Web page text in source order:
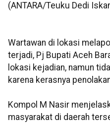
(ANTARA/Teuku Dedi
Wartawan di lokasi
terjadi, Pj Bupati Aceh
lokasi kejadian, namun
karena kerasnya
Kompol M Nasir
masyarakat di daerah